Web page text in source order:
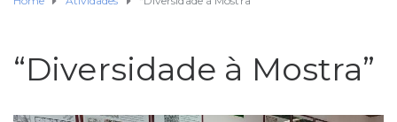
“Diversidade à Mostra”